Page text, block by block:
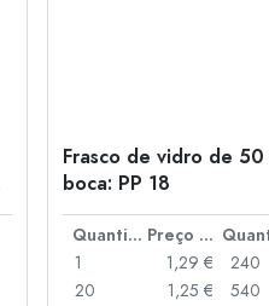
Frasco de vidro de
boca: PP 18
Quantidade Preço por peça
1
1,29 €
20
1,25 €
240
540